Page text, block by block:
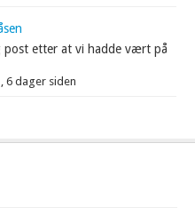
post etter at vi hadde vært på
,6 dager siden